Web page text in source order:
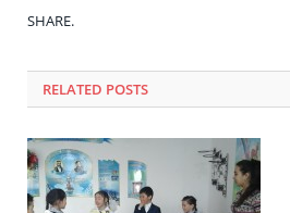
SHARE.
RELATED POSTS